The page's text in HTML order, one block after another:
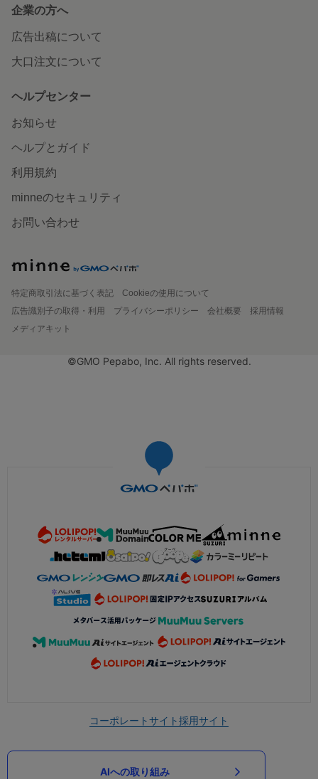
企業の方へ
広告出稿について
大口注文について
ヘルプセンター
お知らせ
ヘルプとガイド
利用規約
minneのセキュリティ
お問い合わせ
特定商取引法に基づく表記
Cookieの使用について
広告識別子の取得・利用
プライバシーポリシー 会社概要
採用情報
メディアキット
©GMO Pepabo, Inc. All rights reserved.
コーポレートサイト採用サイト
AIへの取り組み